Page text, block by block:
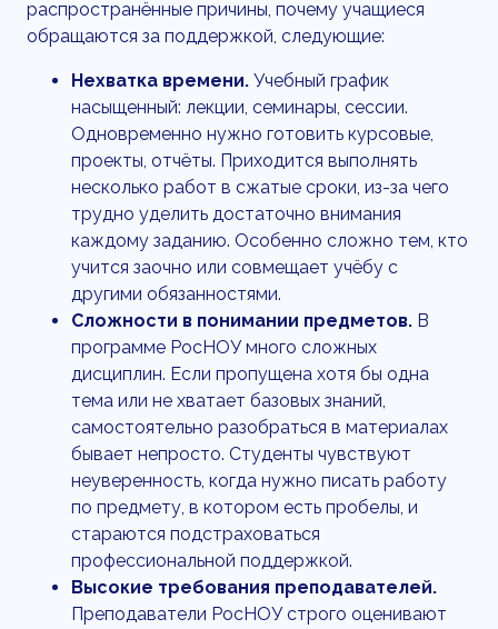
распространённые причины, почему учащиеся
обращаются за поддержкой, следующие:
Нехватка времени. Учебный график
насыщенный: лекции, семинары, сессии.
Одновременно нужно готовить курсовые,
проекты, отчёты. Приходится выполнять
несколько работ в сжатые сроки, из-за чего
трудно уделить достаточно внимания
каждому заданию. Особенно сложно тем, кто
учится заочно или совмещает учёбу с
другими обязанностями.
Сложности в понимании предметов. В
программе РосНОУ много сложных
дисциплин. Если пропущена хотя бы одна
тема или не хватает базовых знаний,
самостоятельно разобраться в материалах
бывает непросто. Студенты чувствуют
неуверенность, когда нужно писать работу
по предмету, в котором есть пробелы, и
стараются подстраховаться
профессиональной поддержкой.
Высокие требования преподавателей.
Преподаватели РосНОУ строго оценивают